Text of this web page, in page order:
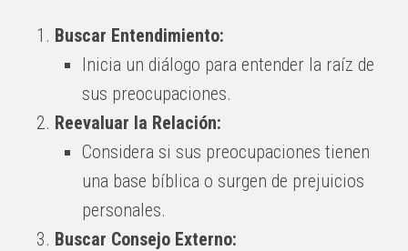
Buscar Entendimiento:
Inicia un diálogo para entender la raíz de
sus preocupaciones.
Reevaluar la Relación:
Considera si sus preocupaciones tienen
una base bíblica o surgen de prejuicios
personales.
Buscar Consejo Externo: